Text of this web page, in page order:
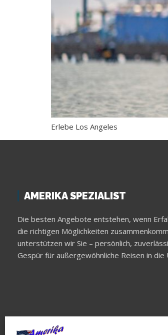
Erlebe Los Angeles
AMERIKA SPEZIALIST
Die besten Angebote entstehen, wenn
die richtigen Möglichkeiten
unterstützen wir Sie – persönlich,
Gespür für außergewöhnliche Reisen in die